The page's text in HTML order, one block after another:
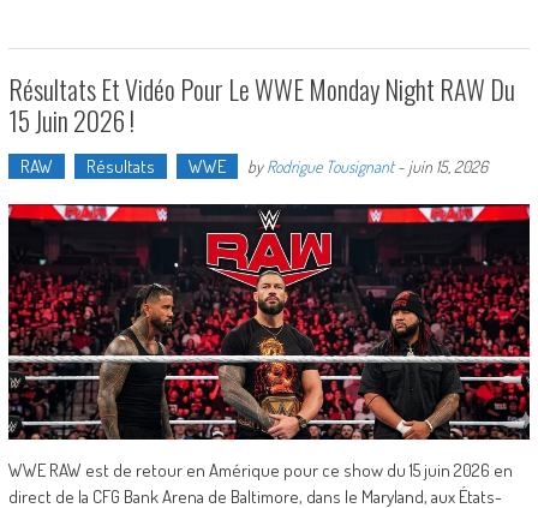
Résultats Et Vidéo Pour Le WWE Monday Night RAW Du
15 Juin 2026 !
RAW Résultats WWE byRodrigue Tousignant- juin 15, 2026
WWE RAW est de retour en Amérique pour ce show du 15 juin 2026 en
direct de la CFG Bank Arena de Baltimore, dans le Maryland, aux États-